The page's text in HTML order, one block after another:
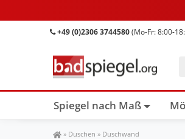
+49 (0)2306 3744580(Mo-Fr: 8:00-
Spiegel nach Maß
Spiegel Shop
» Duschen » Duschwand